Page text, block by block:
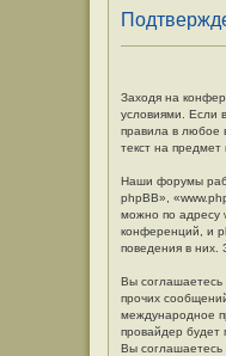
Заходя на
условиями. Если
правила в любое
текст на
Наши форумы
phpBB»,
можно по адресу
конференций, и
поведения в
Вы соглашаетесь
прочих
международное
провайдер будет
Вы соглашаетесь